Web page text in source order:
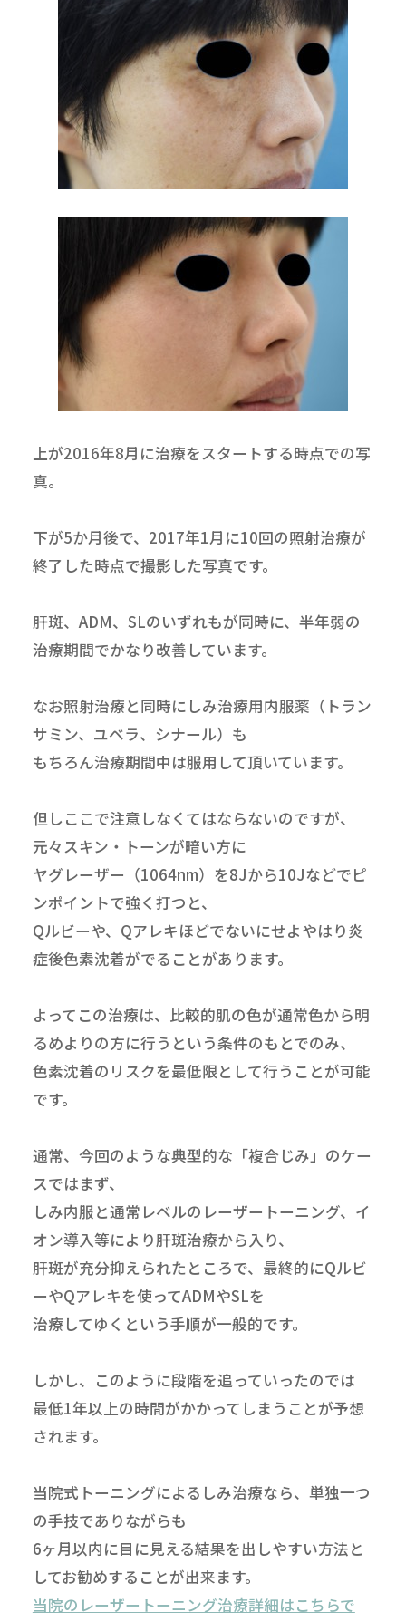
上が2016年8月に治療をスタートする時点での写
真。
下が5か月後で、2017年1月に10回の照射治療が
終了した時点で撮影した写真です。
肝斑、ADM、SLのいずれもが同時に、半年弱の
治療期間でかなり改善しています。
なお照射治療と同時にしみ治療用内服薬（トラン
サミン、ユベラ、シナール）も
もちろん治療期間中は服用して頂いています。
但しここで注意しなくてはならないのですが、
元々スキン・トーンが暗い方に
ヤグレーザー（1064nm）を8Jから10Jなどでピ
ンポイントで強く打つと、
Qルビーや、Qアレキほどでないにせよやはり炎
症後色素沈着がでることがあります。
よってこの治療は、比較的肌の色が通常色から明
るめよりの方に行うという条件のもとでのみ、
色素沈着のリスクを最低限として行うことが可能
です。
通常、今回のような典型的な「複合じみ」のケー
スではまず、
しみ内服と通常レベルのレーザートーニング、イ
オン導入等により肝斑治療から入り、
肝斑が充分抑えられたところで、最終的にQルビ
ーやQアレキを使ってADMやSLを
治療してゆくという手順が一般的です。
しかし、このように段階を追っていったのでは
最低1年以上の時間がかかってしまうことが予想
されます。
当院式トーニングによるしみ治療なら、単独一つ
の手技でありながらも
6ヶ月以内に目に見える結果を出しやすい方法と
してお勧めすることが出来ます。
当院のレーザートーニング治療詳細はこちらで